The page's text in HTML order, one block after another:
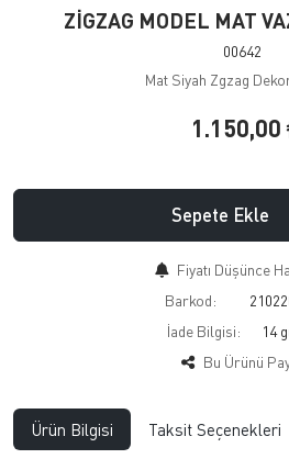
ZİGZAG MODEL MAT
00642
Mat Siyah Zgzag
1.150,00
Sepete Ekle
Fiyatı Düşünce
Barkod:
İade Bilgisi:
Bu Ürünü
Ürün Bilgisi Taksit Seçenekleri